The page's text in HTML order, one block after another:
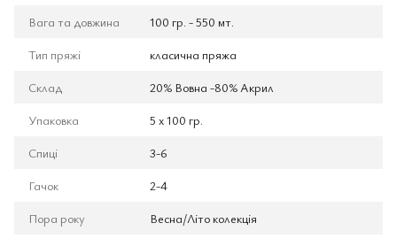
Вага та довжина
100 гр. - 550 мт.
Тип пряжі
класична пряжа
Склад
20% Вовна -80% Aкрил
Упаковка
5 x 100 гр.
Спиці
3-6
Гачок
2-4
Пора року
Весна/Літо колекція